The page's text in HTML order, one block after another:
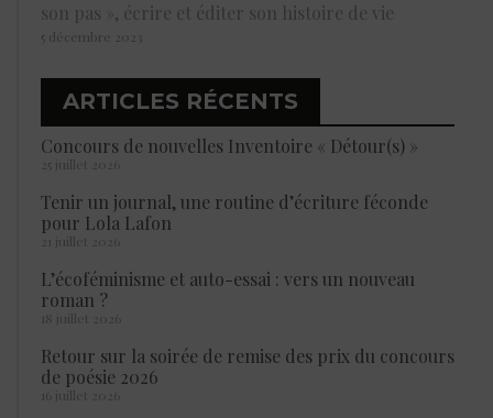
son pas », écrire et éditer son histoire de vie
5 décembre 2023
ARTICLES RÉCENTS
Concours de nouvelles Inventoire « Détour(s) »
25 juillet 2026
Tenir un journal, une routine d’écriture féconde
pour Lola Lafon
21 juillet 2026
L’écoféminisme et auto-essai : vers un nouveau
roman ?
18 juillet 2026
Retour sur la soirée de remise des prix du concours
de poésie 2026
16 juillet 2026